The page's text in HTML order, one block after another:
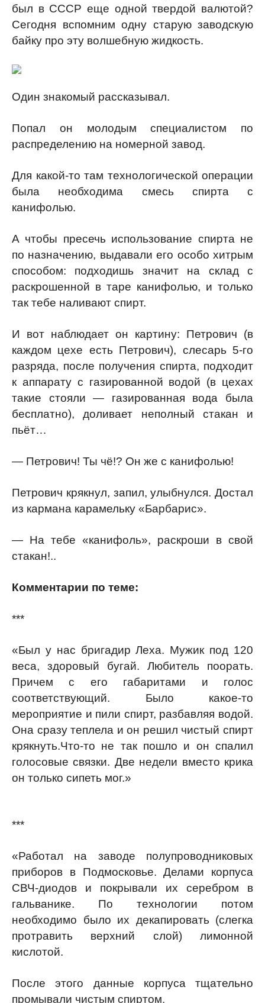
был в СССР еще одной твердой валютой?
Сегодня вспомним одну старую заводскую
байку про эту волшебную жидкость.
Один знакомый рассказывал.
Попал он молодым специалистом по
распределению на номерной завод.
Для какой-то там технологической операции
была необходима смесь спирта с
канифолью.
А чтобы пресечь использование спирта не
по назначению, выдавали его особо хитрым
способом: подходишь значит на склад с
раскрошенной в таре канифолью, и только
так тебе наливают спирт.
И вот наблюдает он картину: Петрович (в
каждом цехе есть Петрович), слесарь 5-го
разряда, после получения спирта, подходит
к аппарату с газированной водой (в цехах
такие стояли — газированная вода была
бесплатно), доливает неполный стакан и
пьёт…
— Петрович! Ты чё!? Он же с канифолью!
Петрович крякнул, запил, улыбнулся. Достал
из кармана карамельку «Барбарис».
— На тебе «канифоль», раскроши в свой
стакан!..
Комментарии по теме:
***
«Был у нас бригадир Леха. Мужик под 120
веса, здоровый бугай. Любитель поорать.
Причем с его габаритами и голос
соответствующий. Было какое-то
мероприятие и пили спирт, разбавляя водой.
Она сразу теплела и он решил чистый спирт
крякнуть.Что-то не так пошло и он спалил
голосовые связки. Две недели вместо крика
он только сипеть мог.»
***
«Работал на заводе полупроводниковых
приборов в Подмосковье. Делами корпуса
СВЧ-диодов и покрывали их серебром в
гальванике. По технологии потом
необходимо было их декапировать (слегка
протравить верхний слой) лимонной
кислотой.
После этого данные корпуса тщательно
промывали чистым спиртом.